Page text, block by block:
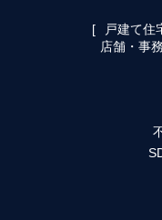
戸建て住
店舗・事